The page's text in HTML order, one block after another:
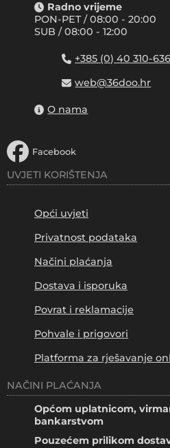
Radno vrijeme
PON-PET / 08:00 - 20:00
SUB / 08:00 - 12:00
+385 (0) 40 310-636
web@36doo.hr
O nama
Facebook
UVJETI KORIŠTENJA
Opći uvjeti
Privatnost podataka
Načini plaćanja
Dostava i isporuka
Povrat i reklamacije
Pohvale i prigovori
Platforma za rješavanje
NAČINI PLAĆANJA
Općom uplatnicom,
bankarstvom
Pouzećem prilikom